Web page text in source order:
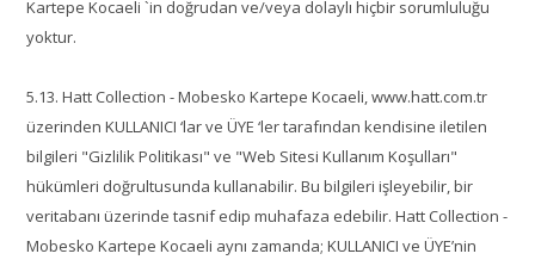
Kartepe Kocaeli `in doğrudan ve/veya dolaylı hiçbir sorumluluğu
yoktur.
5.13. Hatt Collection - Mobesko Kartepe Kocaeli, www.hatt.com.tr
üzerinden KULLANICI ‘lar ve ÜYE ‘ler tarafından kendisine iletilen
bilgileri "Gizlilik Politikası" ve "Web Sitesi Kullanım Koşulları"
hükümleri doğrultusunda kullanabilir. Bu bilgileri işleyebilir, bir
veritabanı üzerinde tasnif edip muhafaza edebilir. Hatt Collection -
Mobesko Kartepe Kocaeli aynı zamanda; KULLANICI ve ÜYE’nin